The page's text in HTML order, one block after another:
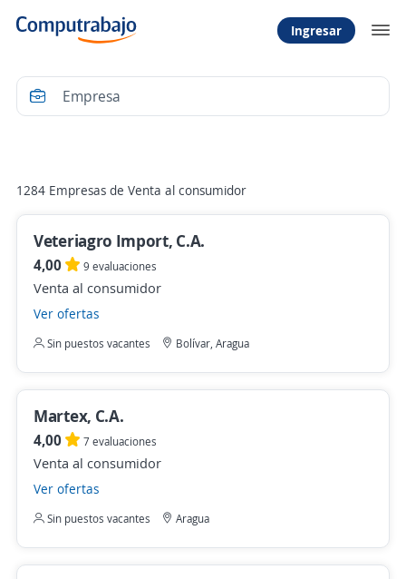
Ingresar
1284 Empresas de Venta al consumidor
Veteriagro Import, C.A.
4,00 9 evaluaciones
Venta al consumidor
Ver ofertas
Sin puestos vacantes Bolívar, Aragua
Martex, C.A.
4,00 7 evaluaciones
Venta al consumidor
Ver ofertas
Sin puestos vacantes Aragua